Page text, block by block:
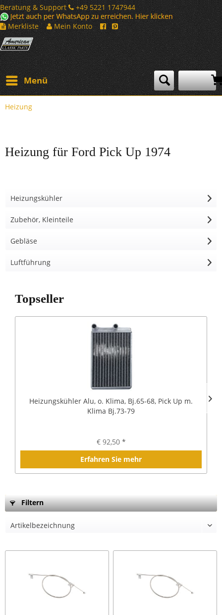
Beratung & Support
+49 5221 1747944
Merkliste
Mein Konto
Menü
Heizung
Heizung für Ford Pick Up 1974
Heizungskühler
Zubehör, Kleinteile
Gebläse
Luftführung
Topseller
Heizungskühler Alu, o. Klima, Bj.65-68, Pick Up m.
Klima Bj.73-79
€ 92,50 *
Erfahren Sie mehr
Filtern